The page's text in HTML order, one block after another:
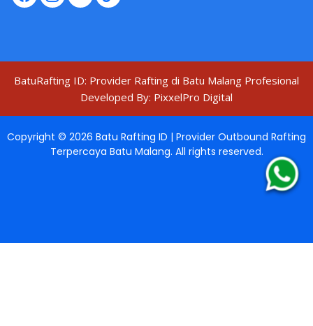
BatuRafting ID: Provider Rafting di Batu Malang Profesional
Developed By: PixxelPro Digital
Copyright © 2026 Batu Rafting ID | Provider Outbound Rafting
Terpercaya Batu Malang. All rights reserved.